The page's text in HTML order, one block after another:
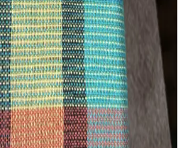
iki yıl süren deneyim, iplik seçimi,
gibi teknik detayları ve
Pratik çözümlerle dokuma kalitesi
Kedi Figürünün
Detayları
figürünün detaylı işlenişi ve teknik
kedinin pizza kutusundaki pozu,
yeniden yaratıldı.